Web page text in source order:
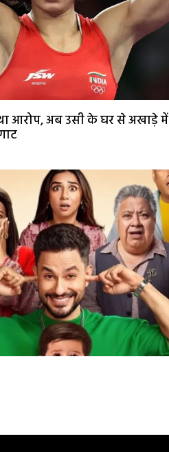
आरोप, अब उसी के घर से अखाड़े में